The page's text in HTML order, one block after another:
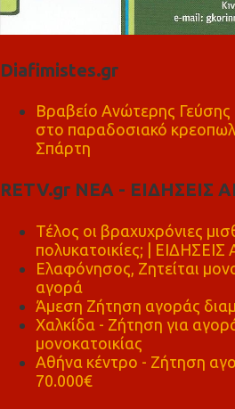
Diafimistes.gr
Βραβείο Ανώτερης
στο παραδοσιακό
Σπάρτη
RETV.gr ΝΕΑ - ΕΙΔΗΣΕΙΣ
Τέλος οι βραχυχρόνιες
πολυκατοικίες; |
Ελαφόνησος, Ζητείται
αγορά
Άμεση Ζήτηση αγοράς
Χαλκίδα - Ζήτηση για
μονοκατοικίας
Αθήνα κέντρο - Ζήτηση
70.000€